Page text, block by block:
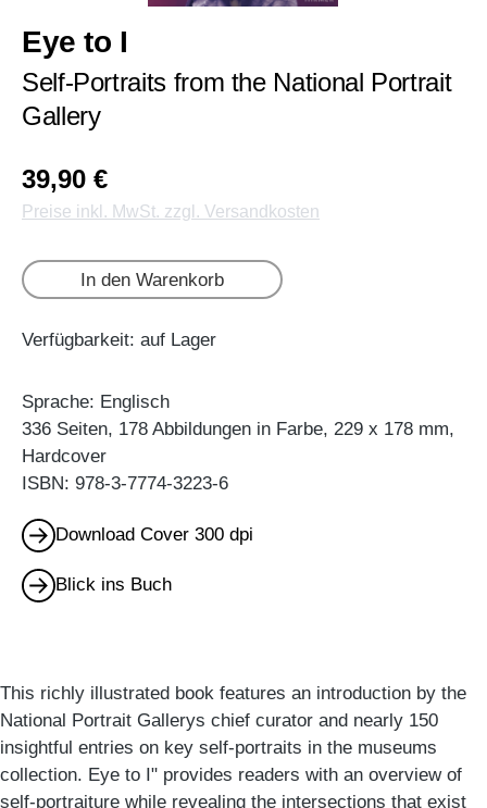
Eye to I
Self-Portraits from the National Portrait
Gallery
39,90 €
Preise inkl. MwSt. zzgl. Versandkosten
In den Warenkorb
Verfügbarkeit: auf Lager
Sprache: Englisch
336 Seiten, 178 Abbildungen in Farbe, 229 x 178 mm,
Hardcover
ISBN: 978-3-7774-3223-6
Download Cover 300 dpi
Blick ins Buch
This richly illustrated book features an introduction by the
National Portrait Gallerys chief curator and nearly 150
insightful entries on key self-portraits in the museums
collection. Eye to I" provides readers with an overview of
self-portraiture while revealing the intersections that exist